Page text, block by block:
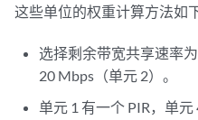
这些单位的权重计算方法如下
选择剩余带宽共享速率
20 Mbps（单元 2）。
单元 1 有一个 PIR，单